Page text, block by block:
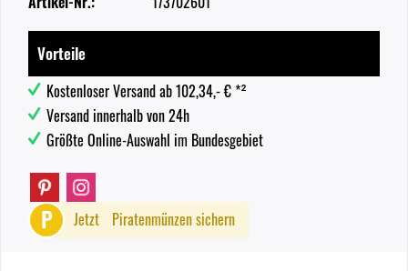
Vorteile
Kostenloser Versand ab 102,34,- € *²
Versand innerhalb von 24h
Größte Online-Auswahl im Bundesgebiet
P Jetzt Piratenmünzen sichern